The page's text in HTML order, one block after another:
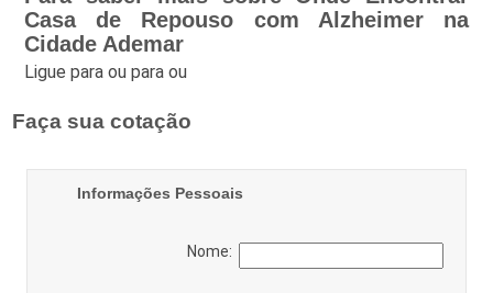
Casa de Repouso com Alzheimer na
Cidade Ademar
Ligue paraou paraou
Faça sua cotação
Informações Pessoais
Nome: